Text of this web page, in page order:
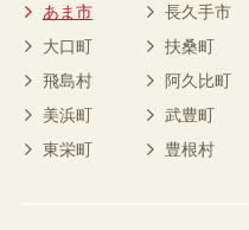
あま市
長久手市
大口町
扶桑町
飛島村
阿久比町
美浜町
武豊町
東栄町
豊根村